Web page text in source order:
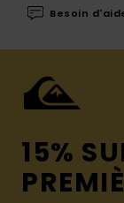
Besoin
15%